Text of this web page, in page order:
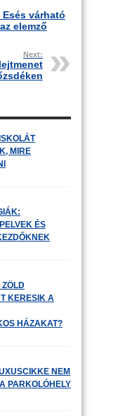
várható
elemző
Next:
MIRE
ÉS
KERESIK A
HÁZAKAT?
NEM
PARKOLÓHELY